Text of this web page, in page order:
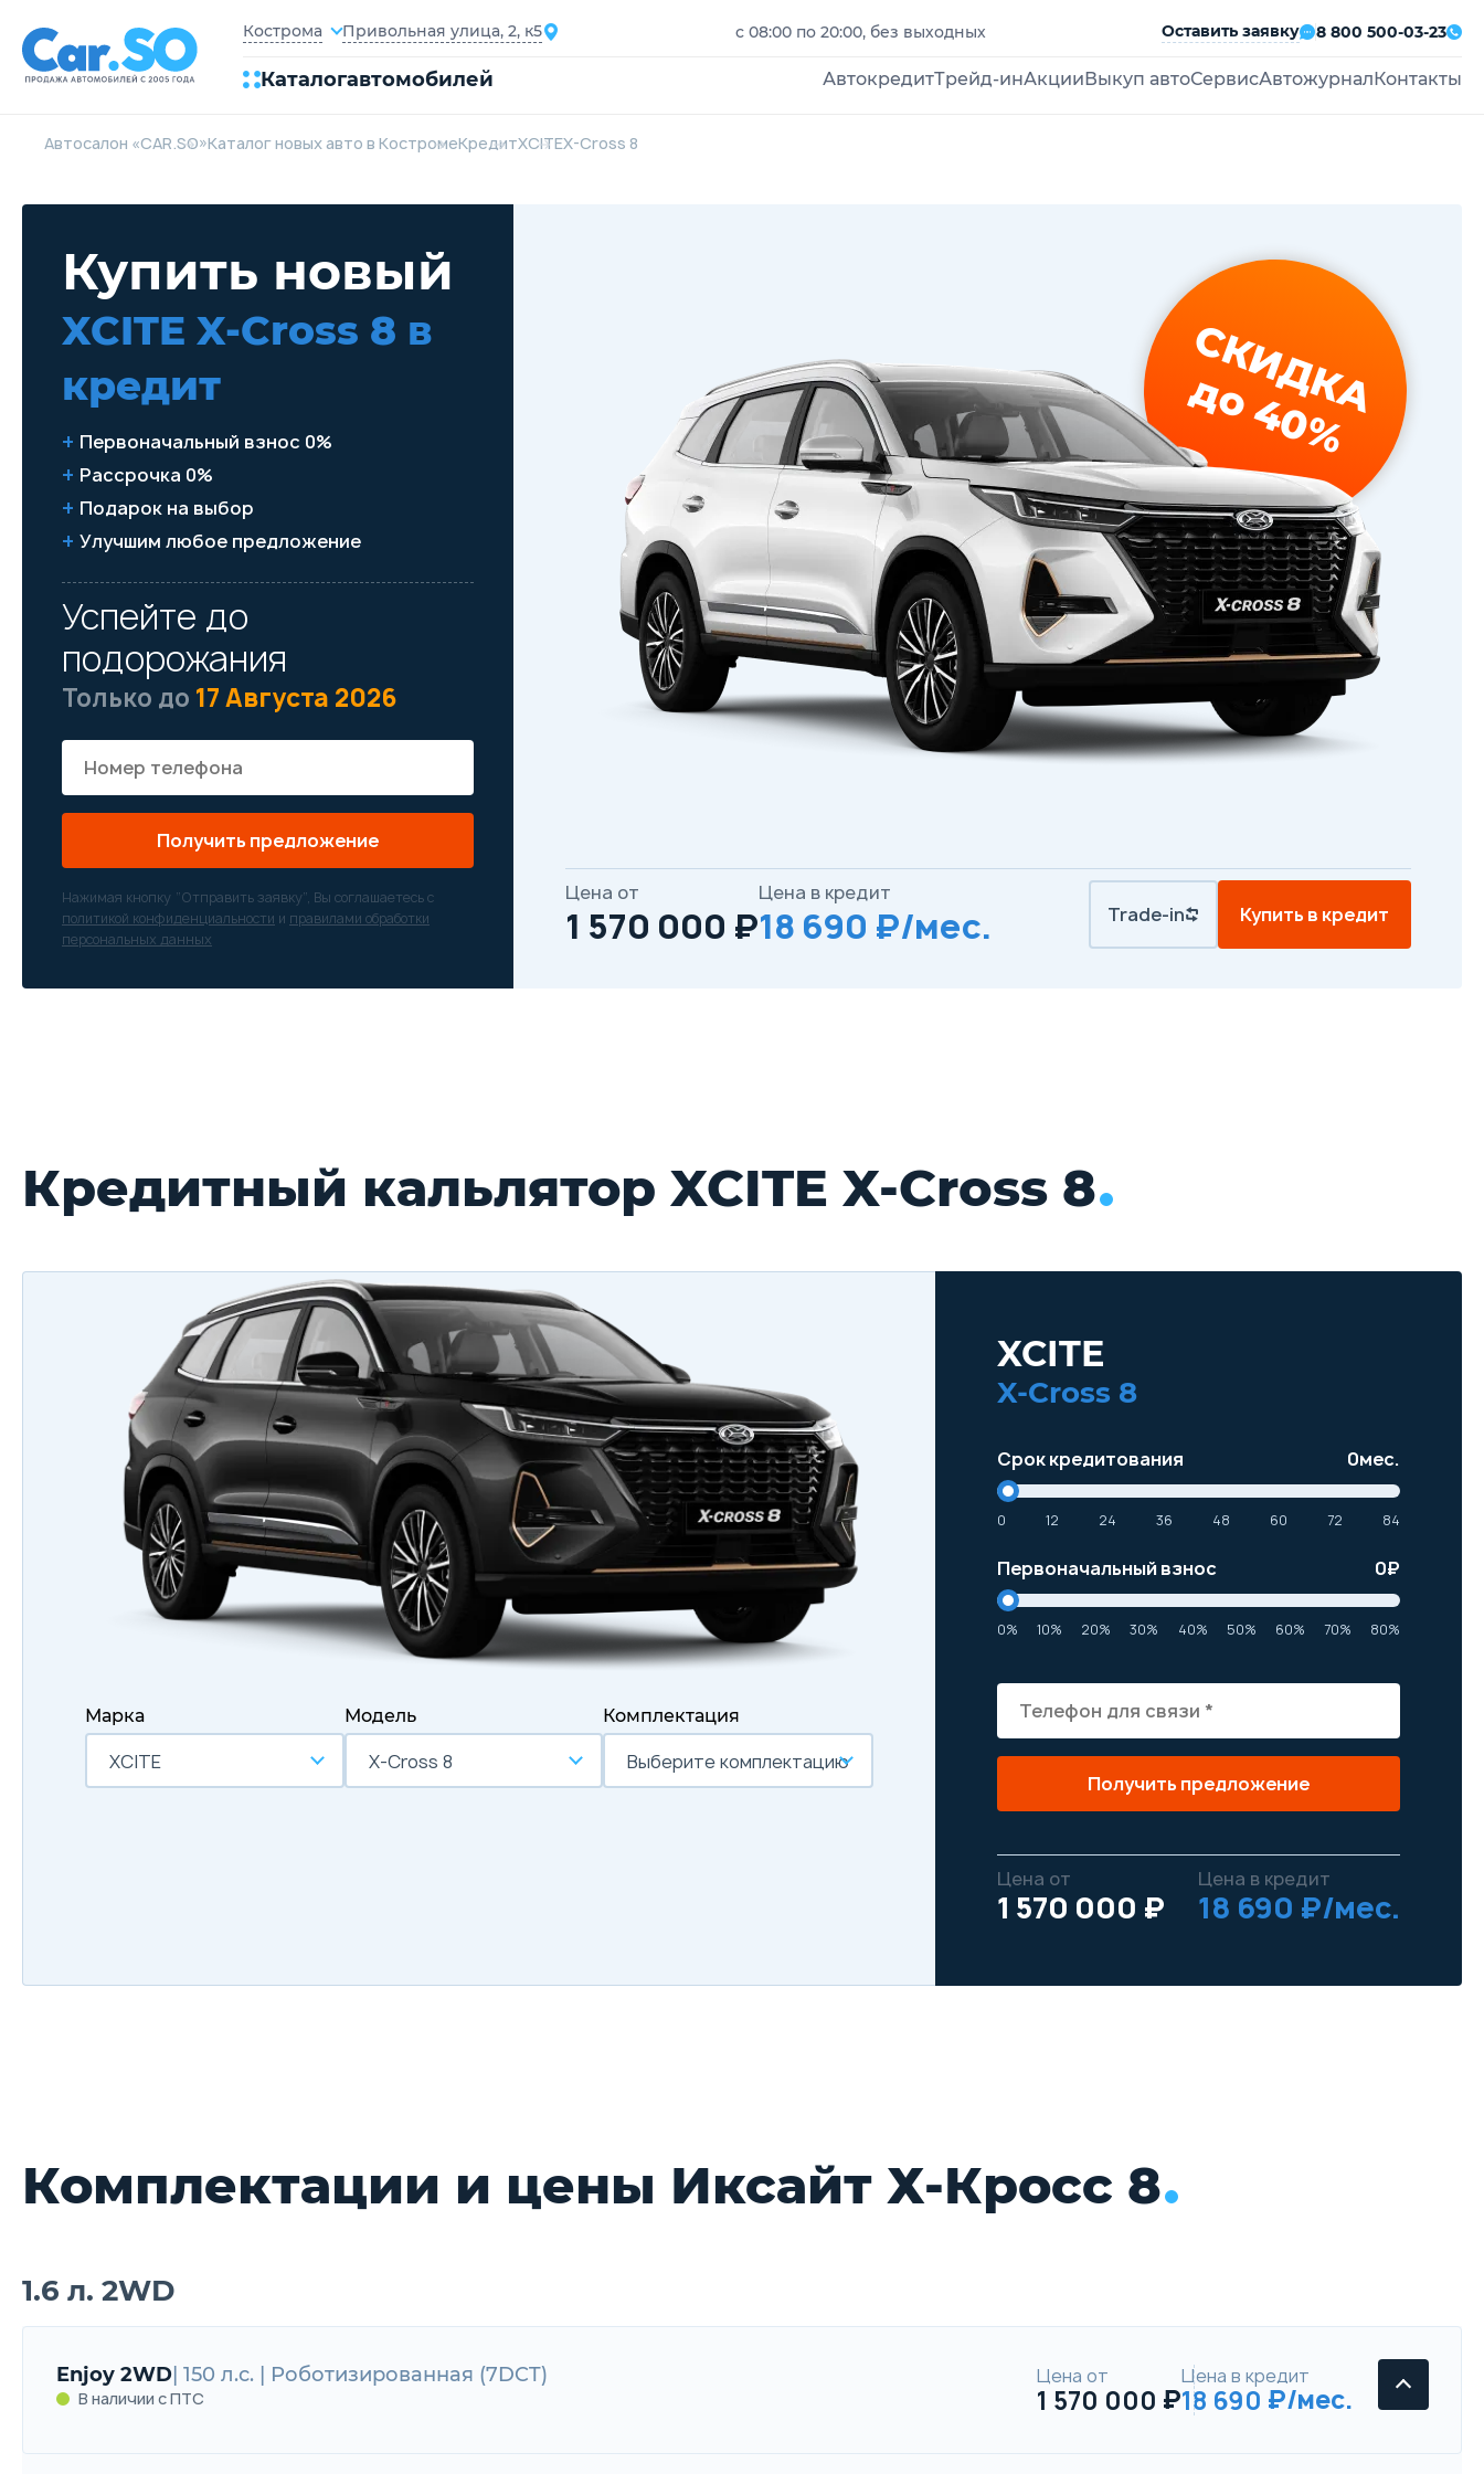
Кострома Привольная улица, 2, к5 с 08:00 по 20:00, без выходных Оставить заявку 8 800 500-03-23
Каталогавтомобилей АвтокредитТрейд-инАкции Выкуп автоСервисАвтожурнал Контакты
Автосалон «CAR.SO»Каталог новых авто в КостромеКредитXCITEX-Cross 8
Купить новый
XCITE X-Cross 8 в
кредит
Первоначальный взнос 0%
Рассрочка 0%
Подарок на выбор
Улучшим любое предложение
Успейте до
подорожания
Только до 17 Августа 2026
Получить предложение
Нажимая кнопку “Отправить заявку”, Вы соглашаетесь с
политикой конфиденциальности и правилами обработки
персональных данных
СКИДКА
до 40%
Цена от
1 570 000 ₽
Цена в кредит
18 690 ₽/мес. Trade-in Купить в кредит
Кредитный кальлятор XCITE X-Cross 8
Марка
XCITE
Модель
X-Cross 8
Комплектация
Выберите комплектацию
XCITE
X-Cross 8
Срок кредитования 0мес.
0 12 24 36 48 60 72 84
Первоначальный взнос 0₽
0% 10% 20% 30% 40% 50% 60% 70% 80%
Получить предложение
Цена от
1 570 000 ₽
Цена в кредит
18 690 ₽/мес.
Комплектации и цены Иксайт Х-Кросс 8
1.6 л. 2WD
Enjoy 2WD | 150 л.с. | Роботизированная (7DCT)
В наличии с ПТС
Цена от
1 570 000
Цена в кредит
18 690